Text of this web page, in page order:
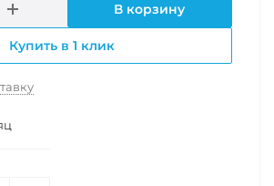
В корзину
Купить в 1 клик